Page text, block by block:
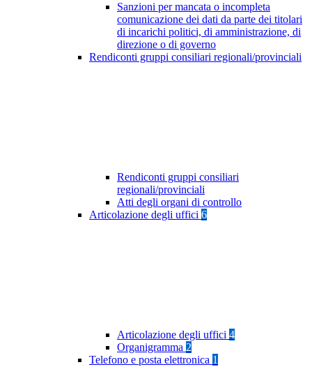
Sanzioni per mancata o incompleta
comunicazione dei dati da parte dei titolari
di incarichi politici, di amministrazione, di
direzione o di governo
Rendiconti gruppi consiliari regionali/provinciali
Rendiconti gruppi consiliari
regionali/provinciali
Atti degli organi di controllo
Articolazione degli uffici 6
Articolazione degli uffici 4
Organigramma 2
Telefono e posta elettronica 1